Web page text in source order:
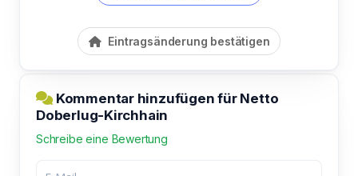
Eintragsänderung bestätigen
Kommentar hinzufügen für Netto
Doberlug-Kirchhain
Schreibe eine Bewertung